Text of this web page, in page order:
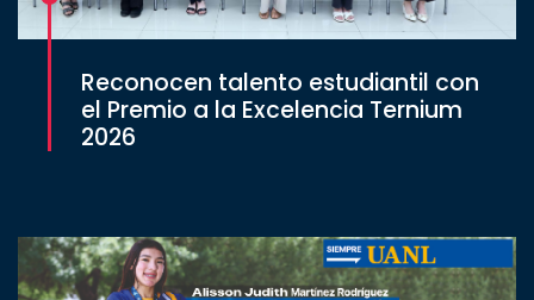
Reconocen talento estudiantil con
el Premio a la Excelencia Ternium
2026